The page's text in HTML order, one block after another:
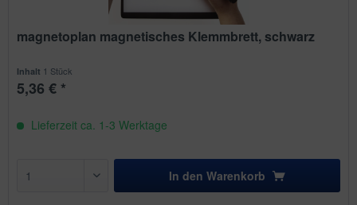
magnetoplan magnetisches Klemmbrett, schwarz
Inhalt 1 Stück
5,36 € *
Lieferzeit ca. 1-3 Werktage
In den Warenkorb